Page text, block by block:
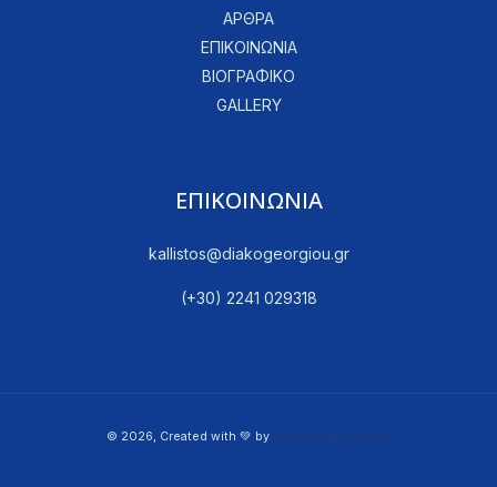
ΑΡΘΡΑ
ΕΠΙΚΟΙΝΩΝΙΑ
ΒΙΟΓΡΑΦΙΚΟ
GALLERY
ΕΠΙΚΟΙΝΩΝΙΑ
kallistos@diakogeorgiou.gr
(+30) 2241 029318
© 2026, Created with 💚 by e-Marketing Center